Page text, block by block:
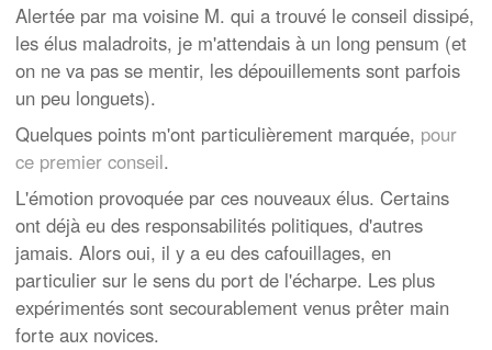
Alertée par ma voisine M. qui a trouvé le conseil dissipé,
les élus maladroits, je m'attendais à un long pensum (et
on ne va pas se mentir, les dépouillements sont parfois
un peu longuets).
Quelques points m'ont particulièrement marquée, pour
ce premier conseil.
L'émotion provoquée par ces nouveaux élus. Certains
ont déjà eu des responsabilités politiques, d'autres
jamais. Alors oui, il y a eu des cafouillages, en
particulier sur le sens du port de l'écharpe. Les plus
expérimentés sont secourablement venus prêter main
forte aux novices.